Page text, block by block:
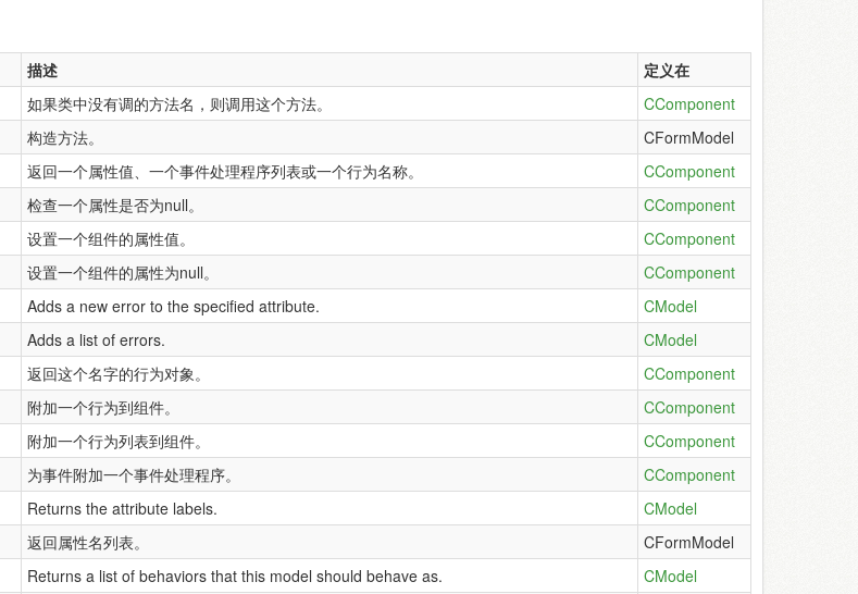
描述
定义在
如果类中没有调的方法名，则调用这个方法。
CComponent
构造方法。
CFormModel
返回一个属性值、一个事件处理程序列表或一个行为名称。
CComponent
检查一个属性是否为null。
CComponent
设置一个组件的属性值。
CComponent
设置一个组件的属性为null。
CComponent
Adds a new error to the specified attribute.
CModel
Adds a list of errors.
CModel
返回这个名字的行为对象。
CComponent
附加一个行为到组件。
CComponent
附加一个行为列表到组件。
CComponent
为事件附加一个事件处理程序。
CComponent
Returns the attribute labels.
CModel
返回属性名列表。
CFormModel
Returns a list of behaviors that this model should behave as.
CModel